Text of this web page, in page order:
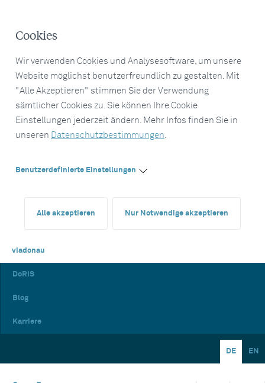
Cookies
Wir verwenden Cookies und Analysesoftware, um unsere
Website möglichst benutzerfreundlich zu gestalten. Mit
"Alle Akzeptieren" stimmen Sie der Verwendung
sämtlicher Cookies zu. Sie können Ihre Cookie
Einstellungen jederzeit ändern. Mehr Infos finden Sie in
unseren Datenschutzbestimmungen.
Benutzerdefinierte Einstellungen
Alle akzeptieren Nur Notwendige akzeptieren
viadonau
DoRIS
Blog
Karriere
DE EN